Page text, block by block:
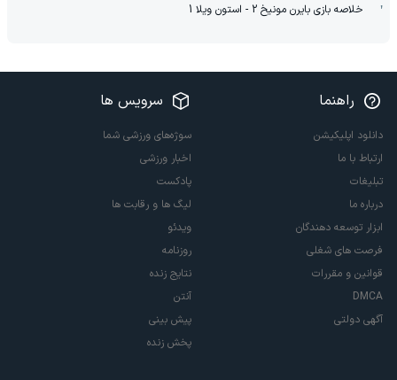
خلاصه بازی بایرن مونیخ 2 - استون ویلا 1
راهنما
دانلود اپلیکیشن
ارتباط با ما
تبلیغات
درباره ما
ابزار توسعه دهندگان
فرصت های شغلی
قوانین و مقررات
DMCA
آگهی دولتی
سرویس ها
سوژه‌های ورزشی شما
اخبار ورزشی
پادکست
لیگ ها و رقابت ها
ویدئو
روزنامه
نتایج زنده
آنتن
پیش بینی
پخش زنده